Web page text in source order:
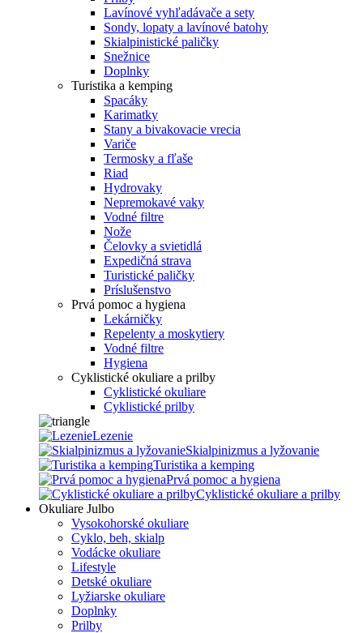
Lavínové vyhľadávače a sety
Sondy, lopaty a lavínové batohy
Skialpinistické paličky
Snežnice
Doplnky
Turistika a kemping
Spacáky
Karimatky
Stany a bivakovacie vrecia
Variče
Termosky a fľaše
Riad
Hydrovaky
Nepremokavé vaky
Vodné filtre
Nože
Čelovky a svietidlá
Expedičná strava
Turistické paličky
Príslušenstvo
Prvá pomoc a hygiena
Lekárničky
Repelenty a moskytiery
Vodné filtre
Hygiena
Cyklistické okuliare a prilby
Cyklistické okuliare
Cyklistické prilby
Lezenie
Skialpinizmus a lyžovanie
Turistika a kemping
Prvá pomoc a hygiena
Cyklistické okuliare a prilby
Okuliare Julbo
Vysokohorské okuliare
Cyklo, beh, skialp
Vodácke okuliare
Lifestyle
Detské okuliare
Lyžiarske okuliare
Doplnky
Prilby